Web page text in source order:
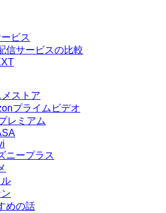
ビス
信サービスの比較
ストア
プライムビデオ
レミアム
ニープラス
めの話